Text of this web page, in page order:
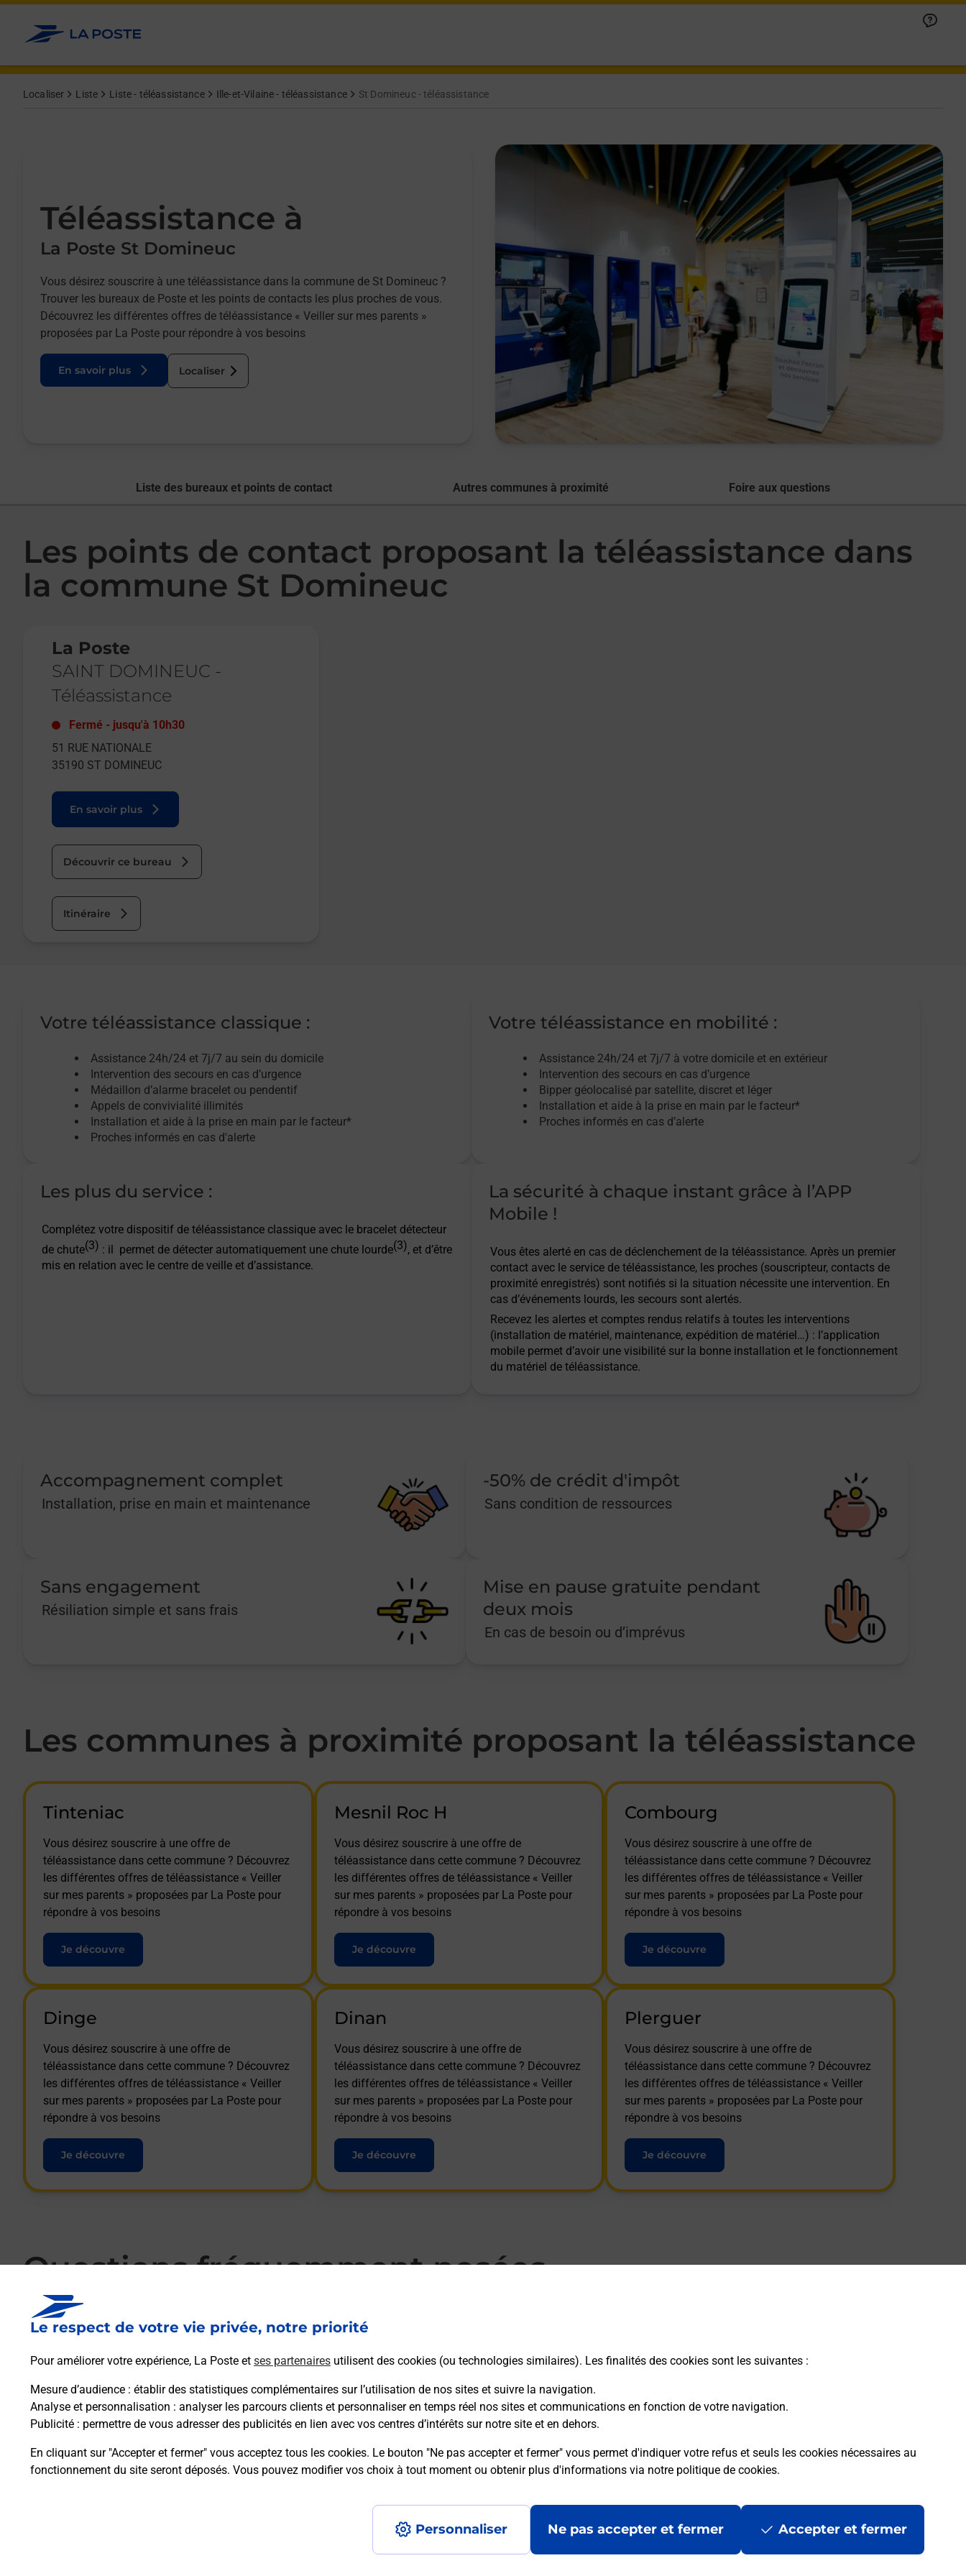
Le respect de votre vie privée, notre priorité
Pour améliorer votre expérience, La Poste et ses partenaires utilisent des cookies (ou technologies similaires). Les finalités des cookies sont les suivantes :
Mesure d’audience : établir des statistiques complémentaires sur l’utilisation de nos sites et suivre la navigation.
Analyse et personnalisation : analyser les parcours clients et personnaliser en temps réel nos sites et communications en fonction de votre navigation.
Publicité : permettre de vous adresser des publicités en lien avec vos centres d’intérêts sur notre site et en dehors.
En cliquant sur "Accepter et fermer" vous acceptez tous les cookies. Le bouton "Ne pas accepter et fermer" vous permet d'indiquer votre refus et seuls les cookies nécessaires au
fonctionnement du site seront déposés. Vous pouvez modifier vos choix à tout moment ou obtenir plus d'informations via notre politique de cookies.
Personnaliser Ne pas accepter et fermer Accepter et fermer
Allez au contenu
Localiser Liste Liste - téléassistance Ille-et-Vilaine - téléassistance St Domineuc - téléassistance
Téléassistance à
La Poste St Domineuc
Vous désirez souscrire à une téléassistance dans la commune de St Domineuc ?
Trouver les bureaux de Poste et les points de contacts les plus proches de vous.
Découvrez les différentes offres de téléassistance « Veiller sur mes parents »
proposées par La Poste pour répondre à vos besoins
En savoir plus Localiser
Liste des bureaux et points de contact Autres communes à proximité Foire aux questions
Les points de contact proposant la téléassistance dans
la commune St Domineuc
La Poste
SAINT DOMINEUC -
Téléassistance
Fermé - jusqu'à 10h30
51 RUE NATIONALE
35190 ST DOMINEUC
En savoir plus
Découvrir ce bureau
Itinéraire
Votre téléassistance classique :
Assistance 24h/24 et 7j/7 au sein du domicile
Intervention des secours en cas d’urgence
Médaillon d’alarme bracelet ou pendentif
Appels de convivialité illimités
Installation et aide à la prise en main par le facteur*
Proches informés en cas d'alerte
Votre téléassistance en mobilité :
Assistance 24h/24 et 7j/7 à votre domicile et en extérieur
Intervention des secours en cas d’urgence
Bipper géolocalisé par satellite, discret et léger
Installation et aide à la prise en main par le facteur*
Proches informés en cas d’alerte
Les plus du service :
Complétez votre dispositif de téléassistance classique avec le bracelet détecteur
de chute(3) : il permet de détecter automatiquement une chute lourde(3), et d’être
mis en relation avec le centre de veille et d’assistance.
La sécurité à chaque instant grâce à l’APP
Mobile !
Vous êtes alerté en cas de déclenchement de la téléassistance. Après un premier
contact avec le service de téléassistance, les proches (souscripteur, contacts de
proximité enregistrés) sont notifiés si la situation nécessite une intervention. En
cas d’événements lourds, les secours sont alertés.
Recevez les alertes et comptes rendus relatifs à toutes les interventions
(installation de matériel, maintenance, expédition de matériel…) : l’application
mobile permet d’avoir une visibilité sur la bonne installation et le fonctionnement
du matériel de téléassistance.
Accompagnement complet
Installation, prise en main et maintenance
-50% de crédit d'impôt
Sans condition de ressources
Sans engagement
Résiliation simple et sans frais
Mise en pause gratuite pendant
deux mois
En cas de besoin ou d’imprévus
Les communes à proximité proposant la téléassistance
Tinteniac
Vous désirez souscrire à une offre de
téléassistance dans cette commune ? Découvrez
les différentes offres de téléassistance « Veiller
sur mes parents » proposées par La Poste pour
répondre à vos besoins
Je découvre
Mesnil Roc H
Vous désirez souscrire à une offre de
téléassistance dans cette commune ? Découvrez
les différentes offres de téléassistance « Veiller
sur mes parents » proposées par La Poste pour
répondre à vos besoins
Je découvre
Combourg
Vous désirez souscrire à une offre de
téléassistance dans cette commune ? Découvrez
les différentes offres de téléassistance « Veiller
sur mes parents » proposées par La Poste pour
répondre à vos besoins
Je découvre
Dinge
Vous désirez souscrire à une offre de
téléassistance dans cette commune ? Découvrez
les différentes offres de téléassistance « Veiller
sur mes parents » proposées par La Poste pour
répondre à vos besoins
Je découvre
Dinan
Vous désirez souscrire à une offre de
téléassistance dans cette commune ? Découvrez
les différentes offres de téléassistance « Veiller
sur mes parents » proposées par La Poste pour
répondre à vos besoins
Je découvre
Plerguer
Vous désirez souscrire à une offre de
téléassistance dans cette commune ? Découvrez
les différentes offres de téléassistance « Veiller
sur mes parents » proposées par La Poste pour
répondre à vos besoins
Je découvre
Questions fréquemment posées
La téléassistance classique avec médaillon d’alarme qu’est ce que c’est ?
Afficher ou masquer la réponse
Comment fonctionne la téléassistance classique ?
Afficher ou masquer la réponse
Comment est installée la téléassistance classique ?
Afficher ou masquer la réponse
Accessibilité : partiellement conforme Mentions légales Données personnelles et cookies